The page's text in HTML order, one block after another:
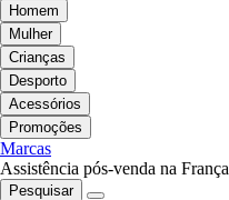
Homem
Mulher
Crianças
Desporto
Acessórios
Promoções
Marcas
Assistência pós-venda na França
Pesquisar